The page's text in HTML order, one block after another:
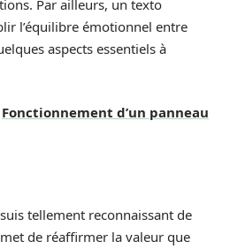
Par ailleurs, un texto
l’équilibre émotionnel entre
aspects essentiels à
Fonctionnement d’un panneau
tellement reconnaissant de
de réaffirmer la valeur que